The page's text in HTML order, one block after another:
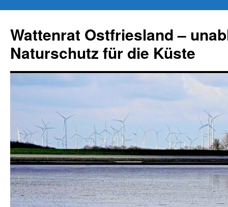
springen
Wattenrat Ostfriesland –
Naturschutz für die Küste